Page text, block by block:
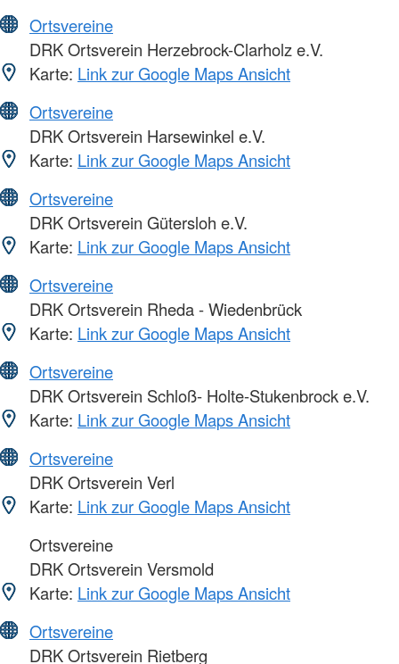
Ortsvereine
DRK Ortsverein Herzebrock-Clarholz e.V.
Karte: Link zur Google Maps Ansicht
Ortsvereine
DRK Ortsverein Harsewinkel e.V.
Karte: Link zur Google Maps Ansicht
Ortsvereine
DRK Ortsverein Gütersloh e.V.
Karte: Link zur Google Maps Ansicht
Ortsvereine
DRK Ortsverein Rheda - Wiedenbrück
Karte: Link zur Google Maps Ansicht
Ortsvereine
DRK Ortsverein Schloß- Holte-Stukenbrock e.V.
Karte: Link zur Google Maps Ansicht
Ortsvereine
DRK Ortsverein Verl
Karte: Link zur Google Maps Ansicht
Ortsvereine
DRK Ortsverein Versmold
Karte: Link zur Google Maps Ansicht
Ortsvereine
DRK Ortsverein Rietberg